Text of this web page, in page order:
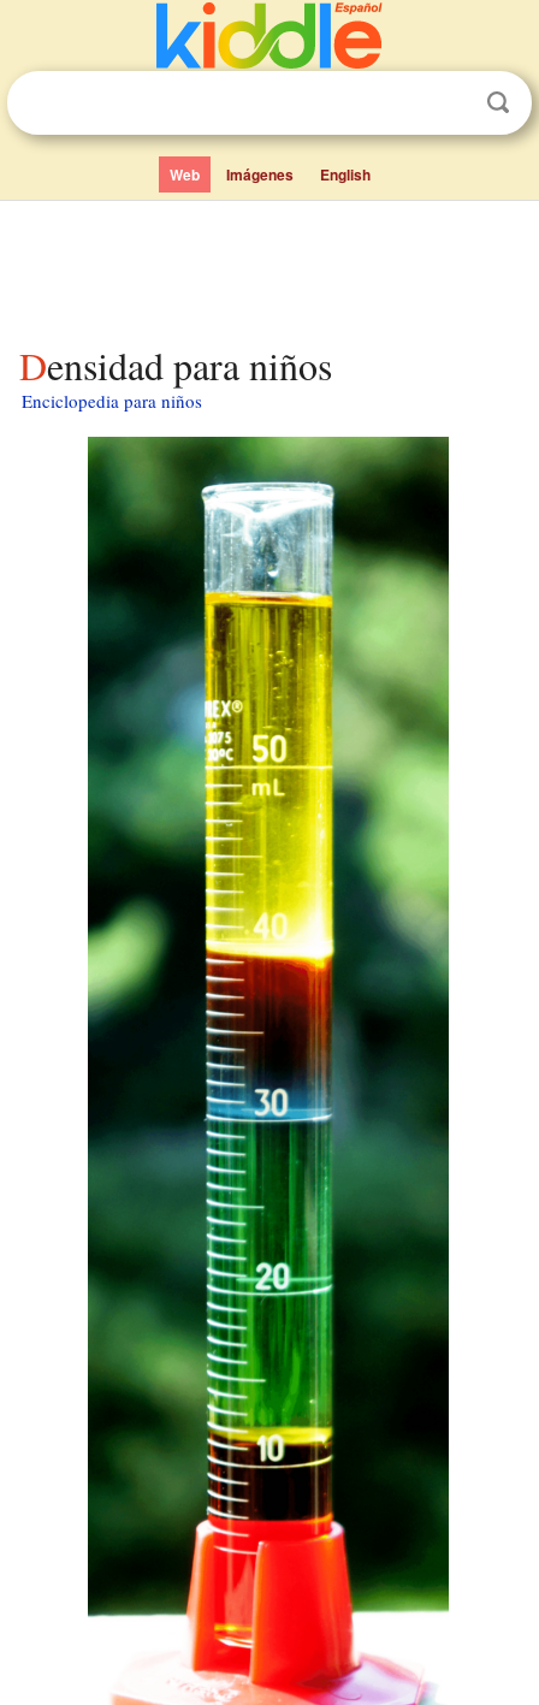
Web Imágenes English
Densidad para niños
Enciclopedia para niños